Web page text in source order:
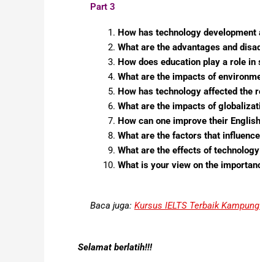
Part 3
How has technology
What are the advantages and
How does education play a role in
What are the impacts of
How has technology affected the
What are the impacts of
How can one improve their
What are the factors that
What are the effects of
What is your view on the
Baca juga: Kursus IELTS Terbaik
Selamat berlatih!!!